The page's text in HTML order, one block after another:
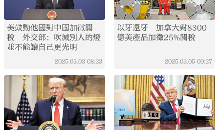
美鼓動他國對中國加徵關
稅 外交部：吹滅別人的燈
並不能讓自己更光明
2025.03.03 08:23
以牙還牙 加拿大對8300
億美產品加徵25%關稅
2025.03.05 00:27